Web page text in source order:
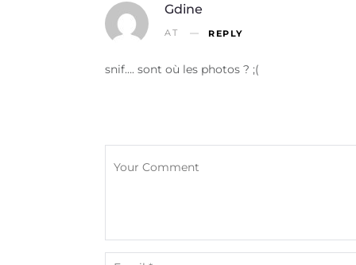
Gdine
AT REPLY
snif…. sont où les photos ? ;(